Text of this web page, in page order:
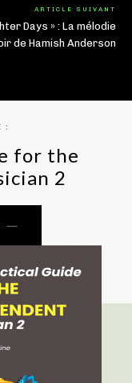
ARTICLE SUIVANT
Days » : La mélodie
de Hamish Anderson
:
for the
2
the next steps of
updated